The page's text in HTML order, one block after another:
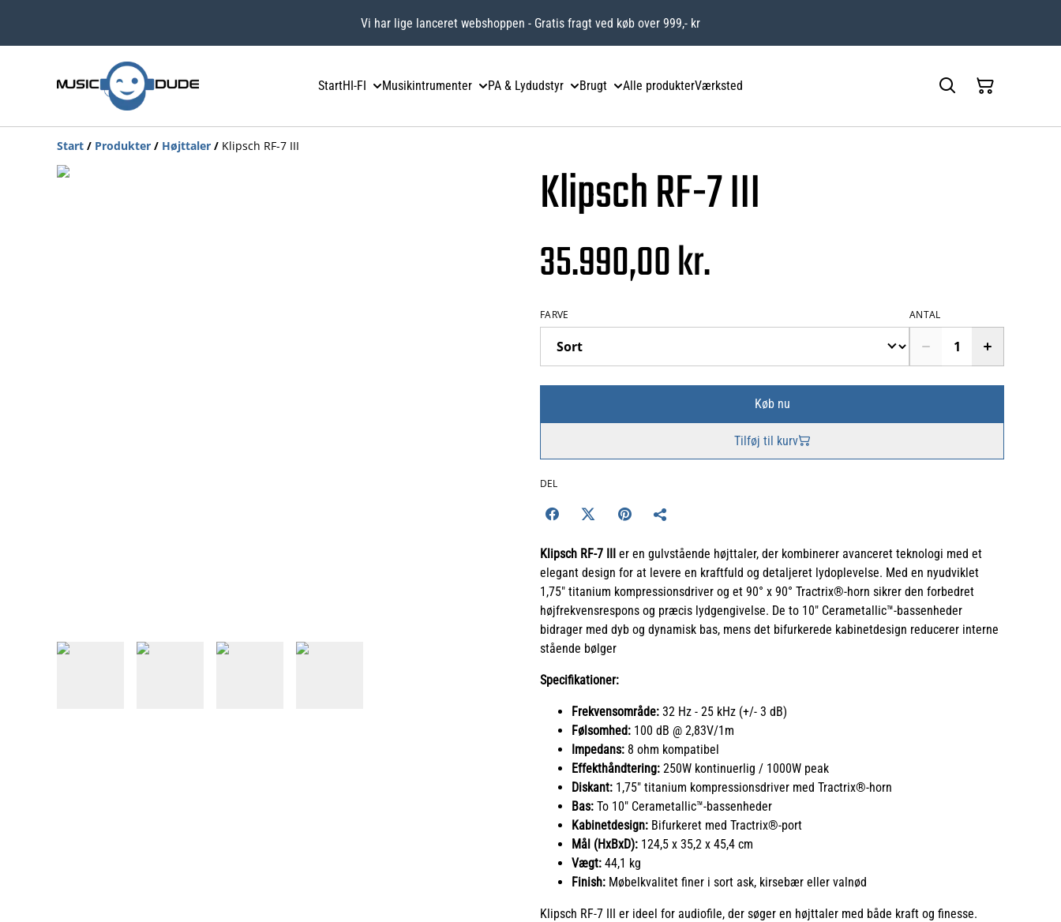
Vi har lige lanceret webshoppen - Gratis fragt ved køb over 999,- kr
StartHI-FI Musikintrumenter PA & Lydudstyr Brugt Alle produkterVærksted
Start / Produkter / Højttaler / Klipsch RF-7 III
Klipsch RF-7 III
35.990,00 kr.
FARVE ANTAL
Køb nu
Tilføj til kurv
DEL
Klipsch RF-7 III er en gulvstående højttaler, der kombinerer avanceret teknologi med et
elegant design for at levere en kraftfuld og detaljeret lydoplevelse. Med en nyudviklet
1,75" titanium kompressionsdriver og et 90° x 90° Tractrix®-horn sikrer den forbedret
højfrekvensrespons og præcis lydgengivelse. De to 10" Cerametallic™-bassenheder
bidrager med dyb og dynamisk bas, mens det bifurkerede kabinetdesign reducerer interne
stående bølger
Specifikationer:
Frekvensområde: 32 Hz - 25 kHz (+/- 3 dB)
Følsomhed: 100 dB @ 2,83V/1m
Impedans: 8 ohm kompatibel
Effekthåndtering: 250W kontinuerlig / 1000W peak
Diskant: 1,75" titanium kompressionsdriver med Tractrix®-horn
Bas: To 10" Cerametallic™-bassenheder
Kabinetdesign: Bifurkeret med Tractrix®-port
Mål (HxBxD): 124,5 x 35,2 x 45,4 cm
Vægt: 44,1 kg
Finish: Møbelkvalitet finer i sort ask, kirsebær eller valnød
Klipsch RF-7 III er ideel for audiofile, der søger en højttaler med både kraft og finesse.